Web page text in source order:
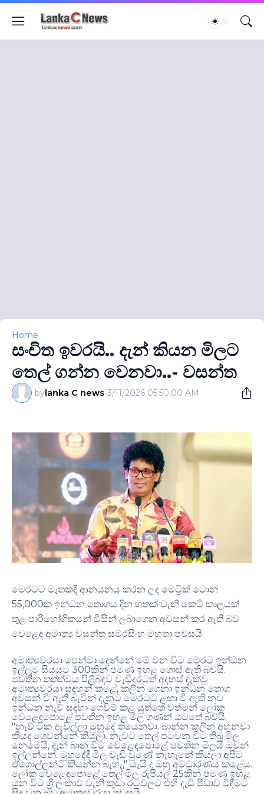
Home
සංචිත ඉවරයි.. දැන් කියන මිලට
තෙල් ගන්න වෙනවා..- වසන්ත
bylanka C news-3/11/2026 05:50:00 AM
මෙරටට මෑතකදී ආනයනය කරන ලද මෙට්‍රික් ටොන්
55,000ක ඉන්ධන තොගය දින හතක් වැනි කෙටි කාලයක්
තුළ පාරිභෝගිකයන් විසින් ලබාගෙන අවසන් කර ඇති බව
වෙළෙඳ අමාත්‍ය වසන්ත සමරසිංහ මහතා පවසයි.
අමාත්‍යවරයා පෙන්වා දෙන්නේ මේ වන විට මෙරට ඉන්ධන
ඉල්ලුම සියයට 300කින් පමණ ඉහළ ගොස් ඇති බවයි.
පවතින තත්ත්වය පිළිබඳව වැඩිදුරටත් අදහස් දැක්වූ
අමාත්‍යවරයා සඳහන් කළේ, කලින් ගෙනා ඉන්ධන තොග
අවසන් වී ඇති බැවින් දැනට මෙරටට ළඟා වී ඇති නව
ඉන්ධන නැව් සඳහා ගෙවීම් කළ යුත්තේ වත්මන් ලෝක
වෙළෙඳපොළේ පවතින ඉහළ මිල ගණන් යටතේ බවයි.
"නැව් ටික ඇවිල්ලා මුහුදේ තියෙනවා. බාන්න කලින් අහනවා
කීයද ගෙවන්නේ කියලා. නැවට තෙල් පටවන විට තිබූ මිල
නෙමෙයි, දැන් බාන විට වෙළෙඳපොළේ පවතින මිලයි ඔවුන්
ඉල්ලන්නේ. මුහුදේදී මිල වැඩි වුණේ නැහැනේ කියලා අපිට
ඒගොල්ලන්ට කියන්න බැහැ,"යැයි ද ඔහු අවධාරණය කළේය.
ලෝක වෙළෙඳපොළේ තෙල් මිල රුපියල් 25කින් පමණ ඉහළ
යන විට ශ්‍රී ලංකාව වැනි කුඩා රටවලට එහි දැඩි පීඩාව විඳීමට